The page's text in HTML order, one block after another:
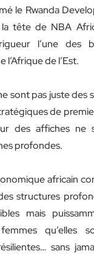
le Rwanda
la tête de NBA
l’une des
l’Afrique de l’Est.
sont pas juste des
de
des affiches ne
profondes.
africain
structures
mais
qu’elles
sans